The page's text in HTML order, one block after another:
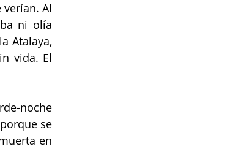
Al
ni olía
Atalaya,
vida. El
noche
se
en